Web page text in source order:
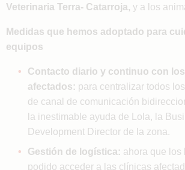
Veterinaria Terra- Catarroja, y a los
Medidas que hemos adoptado para
equipos
Contacto diario y continuo con
afectados: para centralizar todos
de canal de comunicación
la inestimable ayuda de Lola, la
Development Director de la zona.
Gestión de logística: ahora que los
podido acceder a las clínicas